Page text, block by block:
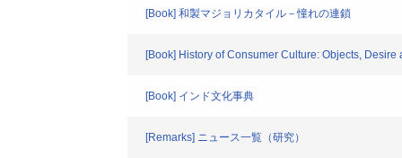
[Book] 和製マジョリカタイル－憧れの連鎖
[Book] History of Consumer Culture: Objects, Desire
[Book] インド文化事典
[Remarks] ニュース一覧（研究）